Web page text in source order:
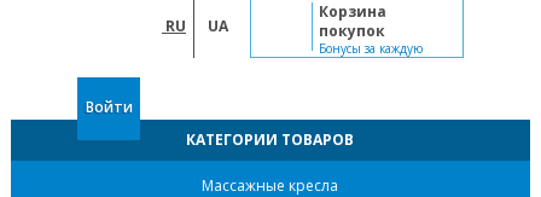
RU UA
Корзина
покупок
Бонусы за каждую
покупку
Войти
КАТЕГОРИИ ТОВАРОВ
Массажные кресла